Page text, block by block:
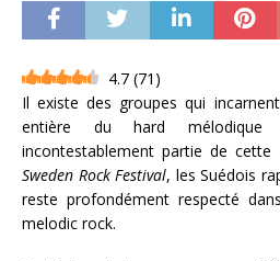
4.7 (71 )
Il existe des groupes qui
entière du hard mélodique
incontestablement partie de cette
Sweden Rock Festival, les Suédois
reste profondément respecté
melodic rock.